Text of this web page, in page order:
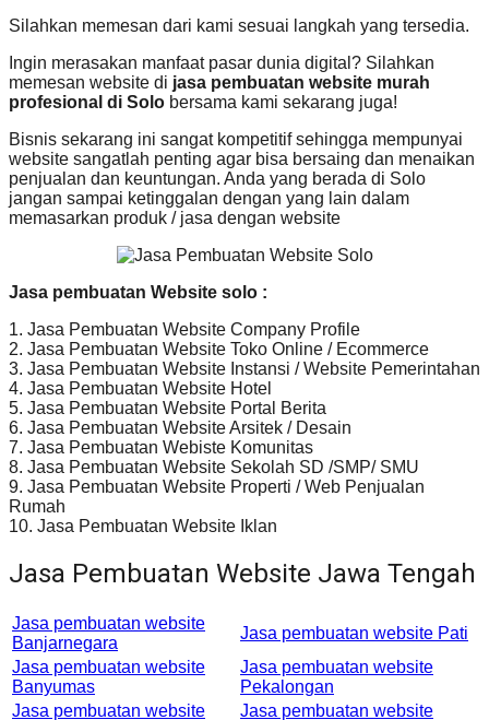
Silahkan memesan dari kami sesuai langkah yang tersedia.
Ingin merasakan manfaat pasar dunia digital? Silahkan
memesan website di jasa pembuatan website murah
profesional di Solo bersama kami sekarang juga!
Bisnis sekarang ini sangat kompetitif sehingga mempunyai
website sangatlah penting agar bisa bersaing dan menaikan
penjualan dan keuntungan. Anda yang berada di Solo
jangan sampai ketinggalan dengan yang lain dalam
memasarkan produk / jasa dengan website
Jasa pembuatan Website solo :
1. Jasa Pembuatan Website Company Profile
2. Jasa Pembuatan Website Toko Online / Ecommerce
3. Jasa Pembuatan Website Instansi / Website Pemerintahan
4. Jasa Pembuatan Website Hotel
5. Jasa Pembuatan Website Portal Berita
6. Jasa Pembuatan Website Arsitek / Desain
7. Jasa Pembuatan Webiste Komunitas
8. Jasa Pembuatan Website Sekolah SD /SMP/ SMU
9. Jasa Pembuatan Website Properti / Web Penjualan
Rumah
10. Jasa Pembuatan Website Iklan
Jasa Pembuatan Website Jawa Tengah
Jasa pembuatan website
Banjarnegara
Jasa pembuatan website Pati
Jasa pembuatan website
Banyumas
Jasa pembuatan website
Pekalongan
Jasa pembuatan website
Jasa pembuatan website